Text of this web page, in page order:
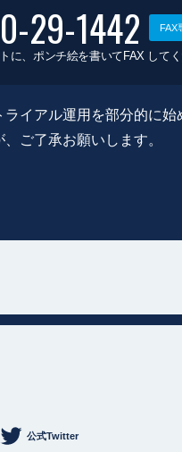
29-1442 FAX
に、ポンチ絵を書いてFAX してく
イアル運用を部分的に始
ご了承お願いします。
公式Twitter